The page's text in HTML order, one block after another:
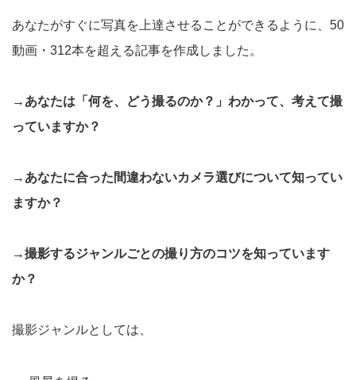
あなたがすぐに写真を上達させることができるように、50
動画・312本を超える記事を作成しました。
→あなたは「何を、どう撮るのか？」わかって、考えて撮
っていますか？
→あなたに合った間違わないカメラ選びについて知ってい
ますか？
→撮影するジャンルごとの撮り方のコツを知っています
か？
撮影ジャンルとしては、